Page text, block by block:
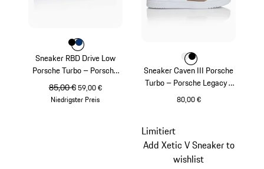
Sneaker RBD Drive Low
Porsche Turbo – Porsche
Legacy x PUMA
ursprünglicher Preis
85,00 €Verkaufspreis
59,00 €
Niedrigster Preis
Farbe
FarbeFarbe
Sneaker Caven III Porsche
Turbo – Porsche Legacy x
PUMA
80,00 €
Farbe
FarbeFarbe
Limitiert
Add Xetic V Sneaker to
wishlist